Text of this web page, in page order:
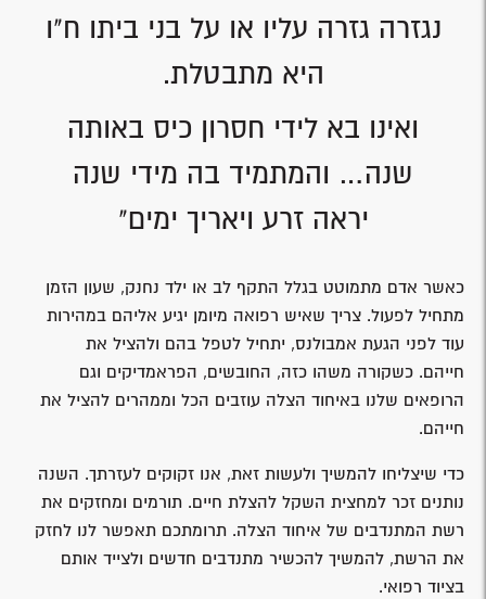
נגזרה גזרה עליו או על בני ביתו ח"ו
היא מתבטלת.
ואינו בא לידי חסרון כיס באותה
שנה… והמתמיד בה מידי שנה
יראה זרע ויאריך ימים"
כאשר אדם מתמוטט בגלל התקף לב או ילד נחנק, שעון הזמן
מתחיל לפעול. צריך שאיש רפואה מיומן יגיע אליהם במהירות
עוד לפני הגעת אמבולנס, יתחיל לטפל בהם ולהציל את
חייהם. כשקורה משהו כזה, החובשים, הפראמדיקים וגם
הרופאים שלנו באיחוד הצלה עוזבים הכל וממהרים להציל את
חייהם.
כדי שיצליחו להמשיך ולעשות זאת, אנו זקוקים לעזרתך. השנה
נותנים זכר למחצית השקל להצלת חיים. תורמים ומחזקים את
רשת המתנדבים של איחוד הצלה. תרומתכם תאפשר לנו לחזק
את הרשת, להמשיך להכשיר מתנדבים חדשים ולצייד אותם
בציוד רפואי.